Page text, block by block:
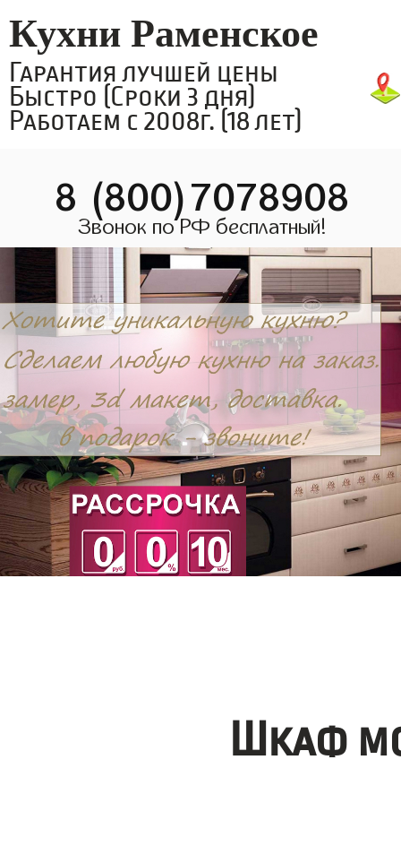
Кухни Раменское
Гарантия лучшей цены
Быстро (Сроки 3 дня)
Работаем с 2008г. (18 лет)
8 (800)7078908
Звонок по РФ бесплатный!
Шкаф